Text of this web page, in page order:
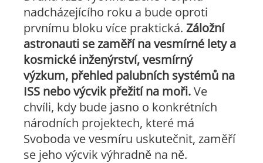
nadcházejícího roku a bude oproti
prvnímu bloku více praktická. Záložní
astronauti se zaměří na vesmírné lety a
kosmické inženýrství, vesmírný
výzkum, přehled palubních systémů na
ISS nebo výcvik přežití na moři.Ve
chvíli, kdy bude jasno o konkrétních
národních projektech, které má
Svoboda ve vesmíru uskutečnit, zaměří
se jeho výcvik výhradně na ně.